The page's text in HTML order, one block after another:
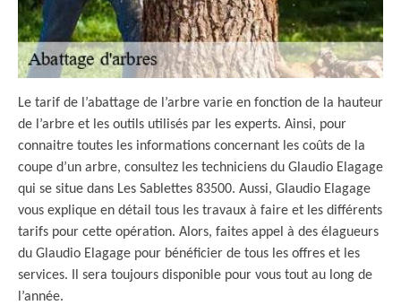
Le tarif de l’abattage de l’arbre varie en fonction de la hauteur
de l’arbre et les outils utilisés par les experts. Ainsi, pour
connaitre toutes les informations concernant les coûts de la
coupe d’un arbre, consultez les techniciens du Glaudio Elagage
qui se situe dans Les Sablettes 83500. Aussi, Glaudio Elagage
vous explique en détail tous les travaux à faire et les différents
tarifs pour cette opération. Alors, faites appel à des élagueurs
du Glaudio Elagage pour bénéficier de tous les offres et les
services. Il sera toujours disponible pour vous tout au long de
l’année.